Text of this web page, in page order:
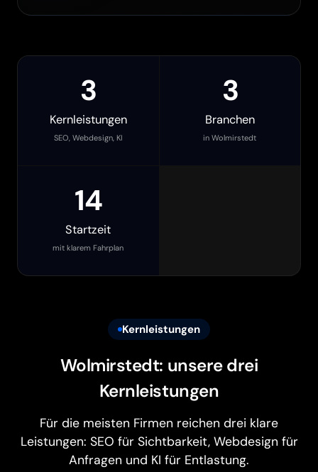
3
Kernleistungen
SEO, Webdesign, KI
3
Branchen
in Wolmirstedt
14
Startzeit
mit klarem Fahrplan
Kernleistungen
Wolmirstedt: unsere drei
Kernleistungen
Für die meisten Firmen reichen drei klare
Leistungen: SEO für Sichtbarkeit, Webdesign für
Anfragen und KI für Entlastung.